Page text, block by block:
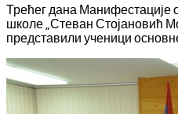
Трећег дана Манифестације
школе „Стеван Стојановић
представили ученици